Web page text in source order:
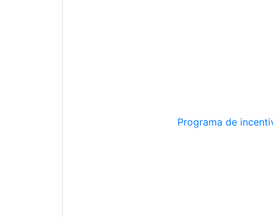
Programa de